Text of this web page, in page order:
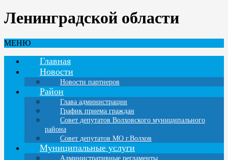
Ленинградской области
МЕНЮ
Главная
Новости
Новости партнеров
Район
Глава администрации
График приема граждан
Совет депутатов Волховского муниципального
района
Совет депутатов МО г.Волхов
Муниципальные услуги
Административные регламенты